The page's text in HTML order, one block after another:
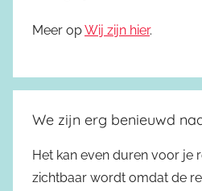
Meer opWij zijn hier.
We zijn erg benieuwd
Het kan even duren voor je
zichtbaar wordt omdat de